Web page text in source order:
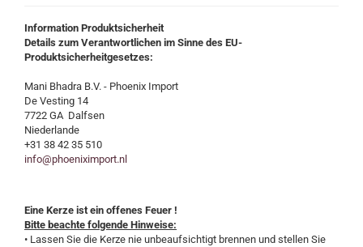
Information Produktsicherheit
Details zum Verantwortlichen im Sinne des EU-
Produktsicherheitgesetzes:
Mani Bhadra B.V. - Phoenix Import
De Vesting 14
7722 GA Dalfsen
Niederlande
+31 38 42 35 510
info@phoeniximport.nl
Eine Kerze ist ein offenes Feuer !
Bitte beachte folgende Hinweise:
• Lassen Sie die Kerze nie unbeaufsichtigt brennen und stellen Sie